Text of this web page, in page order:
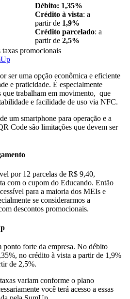
Débito: 1,35%
Crédito à vista: a
partir de 1,9%
Crédito parcelado: a
partir de 2,5%
promocionais
ser uma opção econômica e eficiente
e praticidade. É especialmente
que trabalham em movimento, que
e facilidade de uso via NFC.
um smartphone para operação e a
Code são limitações que devem ser
por 12 parcelas de R$ 9,40,
com o cupom do Educando. Então
para a maioria dos MEIs e
se considerarmos a
descontos promocionais.
ponto forte da empresa. No débito
no crédito à vista a partir de 1,9%
de 2,5%.
variam conforme o plano
você terá acesso a essas